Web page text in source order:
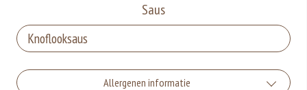
Saus
Allergenen informatie